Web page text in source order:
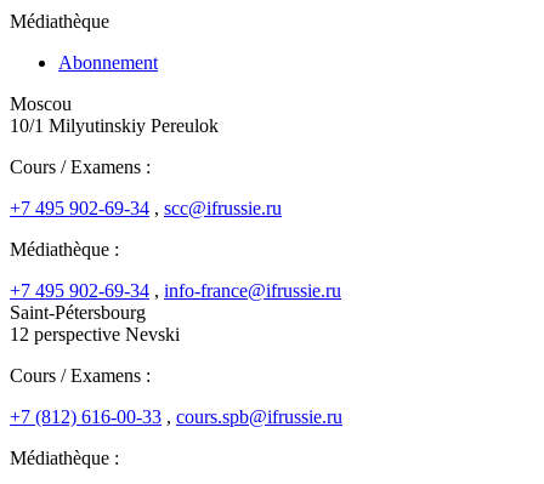
Médiathèque
Abonnement
Moscou
10/1 Milyutinskiy Pereulok
Cours / Examens :
+7 495 902-69-34 , scc@ifrussie.ru
Médiathèque :
+7 495 902-69-34 , info-france@ifrussie.ru
Saint-Pétersbourg
12 perspective Nevski
Cours / Examens :
+7 (812) 616-00-33 , cours.spb@ifrussie.ru
Médiathèque :